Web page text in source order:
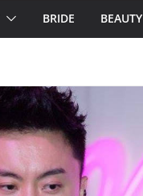
BRIDE BEAUTY